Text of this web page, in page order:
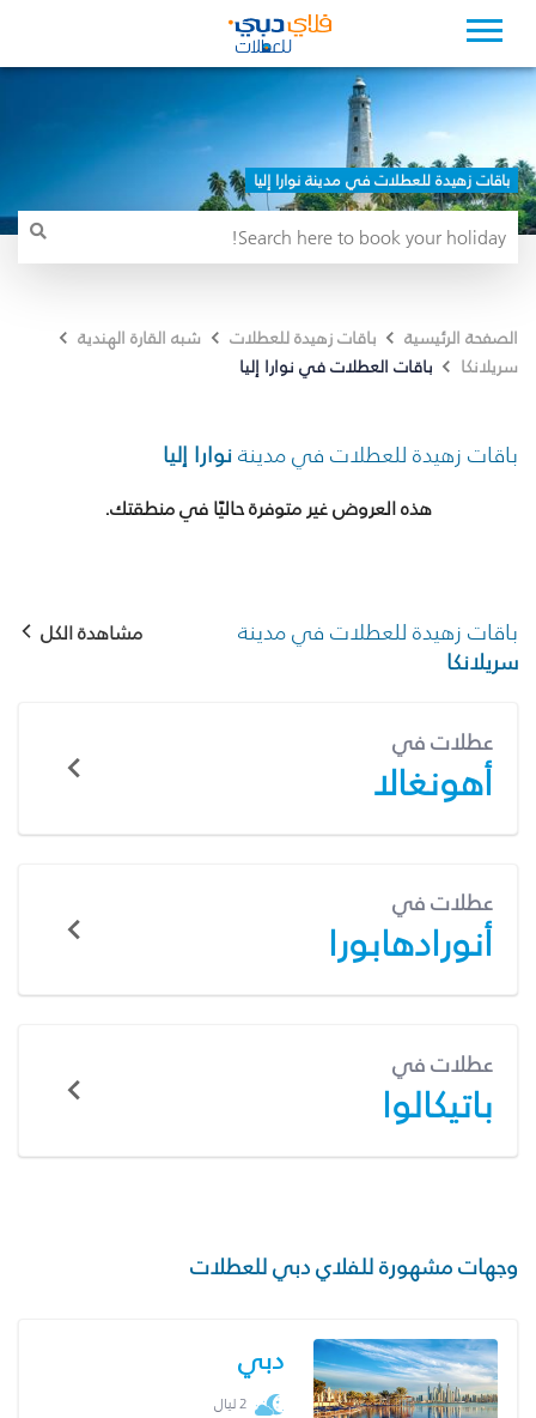
باقات زهيدة للعطلات في مدينة نوارا إليا
الصفحة الرئيسية باقات زهيدة للعطلات
شبه القارة الهندية
سريلانكا
باقات العطلات في نوارا إليا
باقات زهيدة للعطلات في مدينةنوارا إليا
هذه العروض غير متوفرة حاليًا في منطقتك.
باقات زهيدة للعطلات في مدينة
سريلانكا
مشاهدة الكل
عطلات في
أهونغالا
عطلات في
أنورادهابورا
عطلات في
باتيكالوا
وجهات مشهورة للفلاي دبي للعطلات
دبي
2 ليال